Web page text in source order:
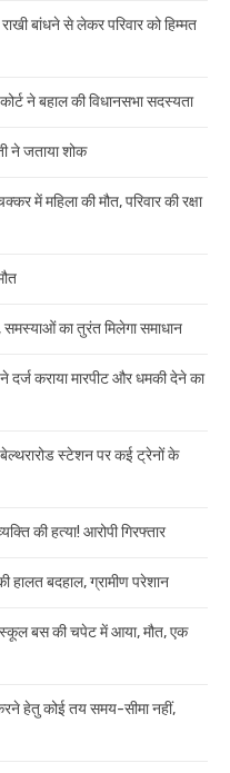
बांधने से लेकर परिवार को हिम्मत
ने बहाल की विधानसभा सदस्यता
ने जताया शोक
में महिला की मौत, परिवार की रक्षा
समस्याओं का तुरंत मिलेगा समाधान
कराया मारपीट और धमकी देने का
स्टेशन पर कई ट्रेनों के
की हत्या! आरोपी गिरफ्तार
हालत बदहाल, ग्रामीण परेशान
स्कूल बस की चपेट में आया, मौत, एक
हेतु कोई तय समय-सीमा नहीं,